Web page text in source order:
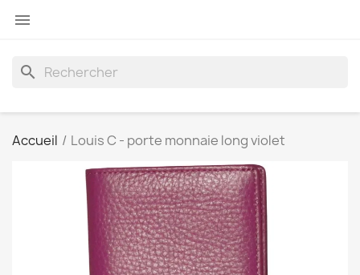

search
Accueil Louis C - porte monnaie long violet